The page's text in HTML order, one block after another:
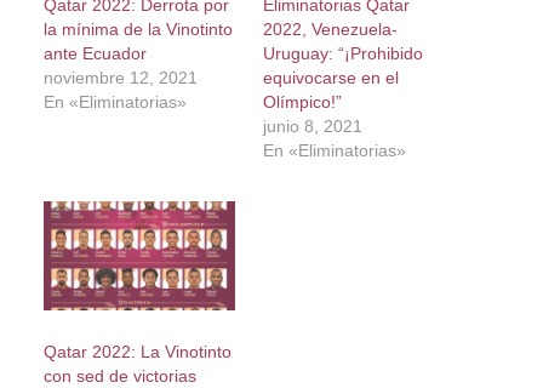
Qatar 2022: Derrota por
la mínima de la Vinotinto
ante Ecuador
noviembre 12, 2021
En «Eliminatorias»
Eliminatorias Qatar
2022, Venezuela-
Uruguay: “¡Prohibido
equivocarse en el
Olímpico!”
junio 8, 2021
En «Eliminatorias»
Qatar 2022: La Vinotinto
con sed de victorias